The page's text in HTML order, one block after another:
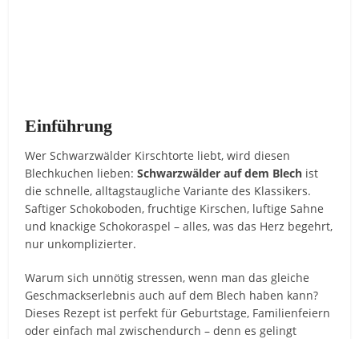
Einführung
Wer Schwarzwälder Kirschtorte liebt, wird diesen
Blechkuchen lieben:Schwarzwälder auf dem Blech ist
die schnelle, alltagstaugliche Variante des Klassikers.
Saftiger Schokoboden, fruchtige Kirschen, luftige Sahne
und knackige Schokoraspel – alles, was das Herz begehrt,
nur unkomplizierter.
Warum sich unnötig stressen, wenn man das gleiche
Geschmackserlebnis auch auf dem Blech haben kann?
Dieses Rezept ist perfekt für Geburtstage, Familienfeiern
oder einfach mal zwischendurch – denn es gelingt